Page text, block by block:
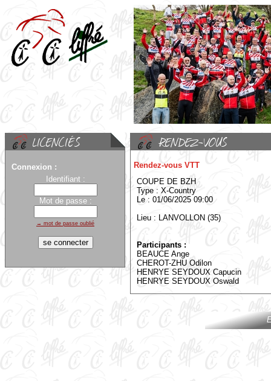
Connexion :
Identifiant :
Mot de passe :
→ mot de passe oublié
Rendez-vous VTT
COUPE DE BZH
Type : X-Country
Le : 01/06/2025 09:00
Lieu : LANVOLLON (35)
Participants :
BEAUCE Ange
CHEROT-ZHU Odilon
HENRYE SEYDOUX Capucin
HENRYE SEYDOUX Oswald